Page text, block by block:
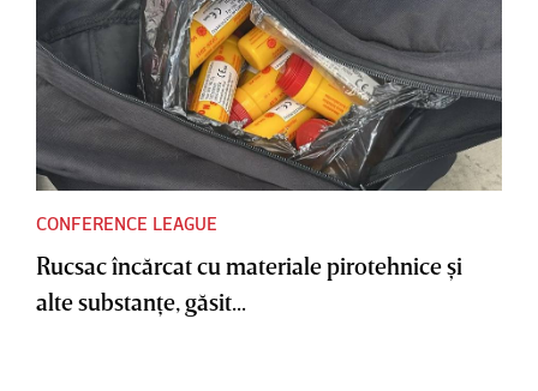
CONFERENCE LEAGUE
Rucsac încărcat cu materiale pirotehnice şi
alte substanţe, găsit...